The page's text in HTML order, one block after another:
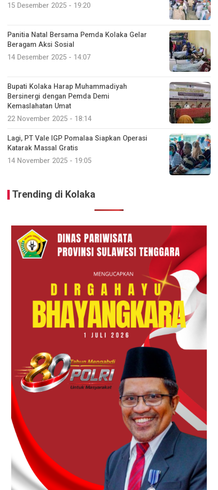
15 Desember 2025 - 19:20
Panitia Natal Bersama Pemda Kolaka Gelar
Beragam Aksi Sosial
14 Desember 2025 - 14:07
Bupati Kolaka Harap Muhammadiyah
Bersinergi dengan Pemda Demi
Kemaslahatan Umat
22 November 2025 - 18:14
Lagi, PT Vale IGP Pomalaa Siapkan Operasi
Katarak Massal Gratis
14 November 2025 - 19:05
Trending di Kolaka